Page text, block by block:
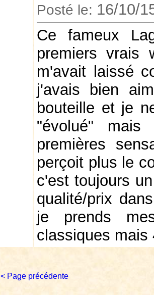
Posté le: 16/10/
Ce fameux
premiers
m'avait laissé
j'avais bien
bouteille et je
"évolué"
premières
perçoit plus le
c'est toujours
qualité/prix
je prends
classiques mais
< Page précédente